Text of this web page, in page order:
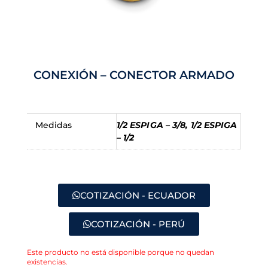
CONEXIÓN – CONECTOR ARMADO
Medidas
1/2 ESPIGA – 3/8, 1/2 ESPIGA
– 1/2
COTIZACIÓN - ECUADOR
COTIZACIÓN - PERÚ
Este producto no está disponible porque no quedan
existencias.